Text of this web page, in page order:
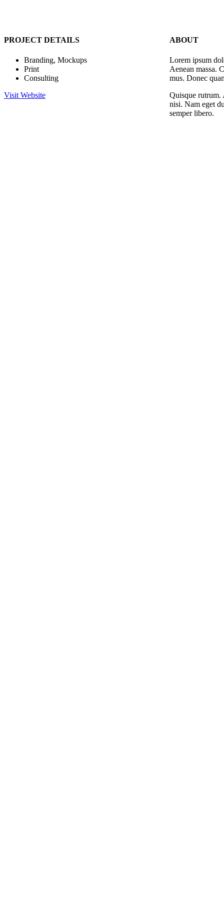
PROJECT DETAILS
Branding, Mockups
Print
Consulting
Visit Website
ABOUT
Lorem ipsum
Aenean massa.
mus. Donec
Quisque rutrum.
nisi. Nam eget
semper libero.